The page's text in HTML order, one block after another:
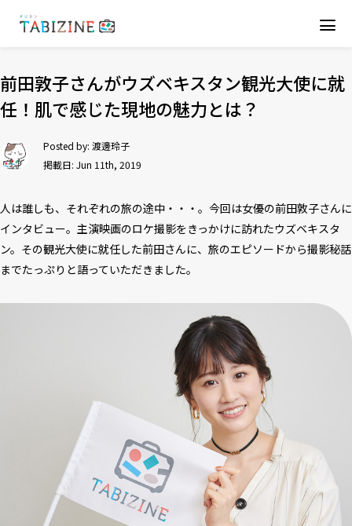
前田敦子さんがウズベキスタン観光大使に就
任！肌で感じた現地の魅力とは？
Posted by: 渡邊玲子
掲載日: Jun 11th, 2019
人は誰しも、それぞれの旅の途中・・・。今回は女優の前田敦子さんに
インタビュー。主演映画のロケ撮影をきっかけに訪れたウズベキスタ
ン。その観光大使に就任した前田さんに、旅のエピソードから撮影秘話
までたっぷりと語っていただきました。